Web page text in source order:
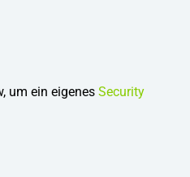
um ein eigenesSecurity